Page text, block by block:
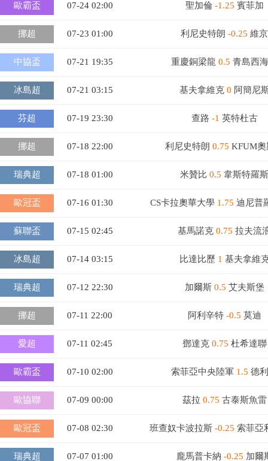
歐霸盃 07-24 02:00 聖加倫 -1.25 賓菲加
挪超 07-23 01:00 利尼史特朗 -0.25 維京
中協盃 07-21 19:35 重慶銅梁龍 0.5 青島西
冰島超 07-21 03:15 基夫拿維克 0 阿簡尼
芬超 07-19 23:30 查路 -1 英特杜古
挪超 07-18 22:00 利尼史特朗 0.75 KFUM奧
瑞典超 07-18 01:00 米贊比 0.5 韋斯特羅斯
歐冠盃 07-16 01:30 CS卡拉奧華大學 1.75 迪尼普
蘇聯盃 07-15 02:45 基馬諾克 0.75 拉夫流
冰島超 07-14 03:15 比達比歷 1 基夫拿維
瑞典超 07-12 22:30 加爾斯 0.5 艾夫斯堡
挪超 07-11 22:00 阿利辛特 -0.5 莫迪
愛超 07-11 02:45 鄧達克 0.75 杜希達聯
歐霸盃 07-10 02:00 索菲亞中央陸軍 1.5 德
歐協聯 07-09 00:00 茲拉 0.75 古泰斯魚雷
歐冠盃 07-08 02:30 班查奴卡波拉斯 -0.25 索菲亞
瑞典超 07-07 01:00 龐馬普卡納 -0.25 加爾